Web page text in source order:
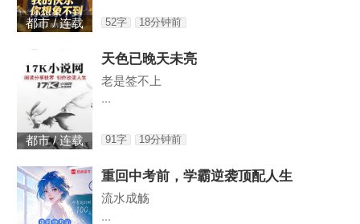
都市 / 连载 52字 18分钟前
都市 / 连载
天色已晚天未亮
老是签不上
...
91字 19分钟前
重回中考前，学霸逆袭顶配人生
流水成觞
...